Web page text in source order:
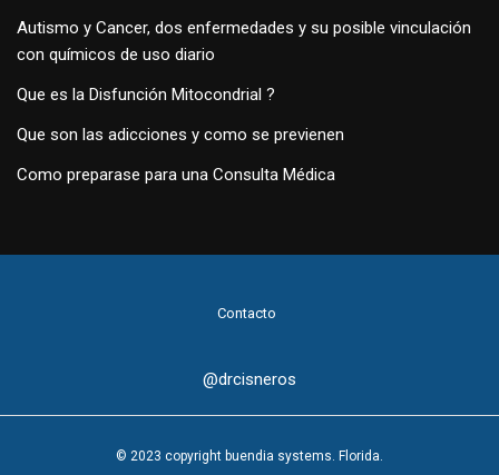
Autismo y Cancer, dos enfermedades y su posible vinculación
con químicos de uso diario
Que es la Disfunción Mitocondrial ?
Que son las adicciones y como se previenen
Como preparase para una Consulta Médica
Contacto
@drcisneros
© 2023 copyright buendia systems. Florida.